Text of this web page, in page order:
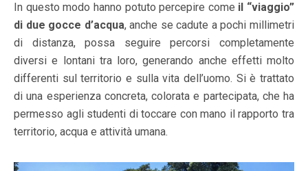
In questo modo hanno potuto percepire come il “viaggio”
di due gocce d’acqua, anche se cadute a pochi millimetri
di distanza, possa seguire percorsi completamente
diversi e lontani tra loro, generando anche effetti molto
differenti sul territorio e sulla vita dell’uomo. Si è trattato
di una esperienza concreta, colorata e partecipata, che ha
permesso agli studenti di toccare con mano il rapporto tra
territorio, acqua e attività umana.